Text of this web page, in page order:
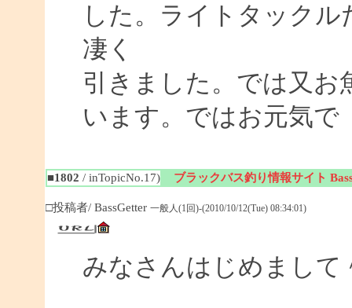
した。ライトタック
凄く
引きました。では又お
います。ではお元気で
■1802 / inTopicNo.17) ブラックバス釣り情報サイト
□投稿者/ BassGetter 一般人(1回)-(2010/10/12(Tue) 08:34:01)
みなさんはじめまして